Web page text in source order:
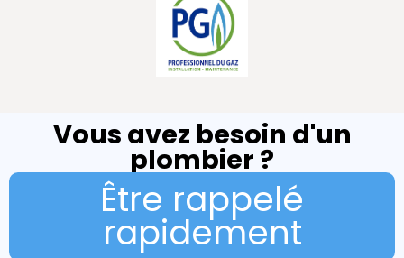
Vous avez besoin d'un
plombier ?
Être rappelé
rapidement